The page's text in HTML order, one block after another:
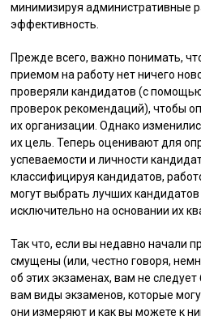
минимизируя административные
эффективность.
Прежде всего, важно понимать,
приемом на работу нет ничего
проверяли кандидатов (с
проверок рекомендаций), чтобы
их организации. Однако
их цель. Теперь оценивают для
успеваемости и личности
классифицируя кандидатов,
могут выбрать лучших
исключительно на основании их
Так что, если вы недавно начали
смущены (или, честно говоря,
об этих экзаменах, вам не
вам виды экзаменов, которые
они измеряют и как вы можете к